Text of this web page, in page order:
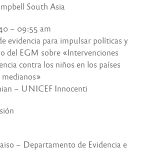
South Asia
– 09:55 am
evidencia para impulsar políticas y
del EGM sobre «Intervenciones
contra los niños en los países
medianos»
– UNICEF Innocenti
– Departamento de Evidencia e